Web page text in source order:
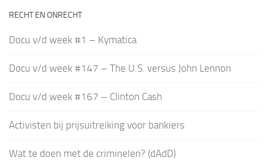
RECHT EN ONRECHT
Docu v/d week #1 – Kymatica
Docu v/d week #147 – The U.S. versus John Lennon
Docu v/d week #167 – Clinton Cash
Activisten bij prijsuitreiking voor bankiers
Wat te doen met de criminelen? (dAdD)